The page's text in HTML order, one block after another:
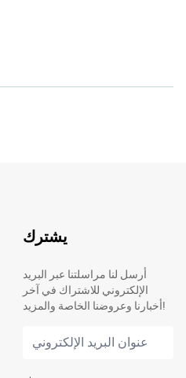
يشترك
أرسل لنا مراسلتنا عبر البريد
الإلكتروني للاشتراك في آخر
أخبارنا وعروضنا الخاصة والمزيد!